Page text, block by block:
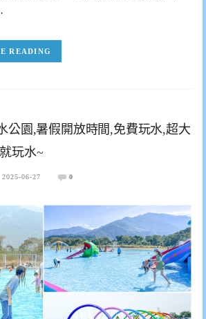
READING
公園,暑假開放時間,免費玩水,超大
玩水~
2025-06-27 0